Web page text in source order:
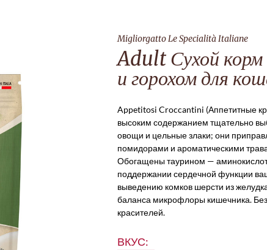
Migliorgatto Le Specialità Italiane
Adult Сухой корм
и горохом для
Appetitosi Croccantini (Аппетитные
высоким содержанием тщательно
овощи и цельные злаки; они
помидорами и ароматическими
Обогащены таурином —
поддержании сердечной функции
выведению комков шерсти из
баланса микрофлоры кишечника.
красителей.
ВКУС: